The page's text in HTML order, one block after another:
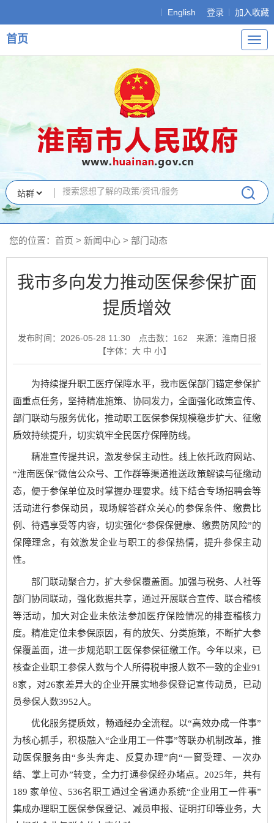
English 登录 加入收藏
导
航
首页
您的位置： 首页 > 新闻中心 > 部门动态
我市多向发力推动医保参保扩面
提质增效
发布时间：2026-05-28 11:30 点击数： 162
来源：淮南日报
【字体： 大 中 小】
为持续提升职工医疗保障水平，我市医保部门锚定参保扩
面重点任务，坚持精准施策、协同发力，全面强化政策宣传、
部门联动与服务优化，推动职工医保参保规模稳步扩大、征缴
质效持续提升，切实筑牢全民医疗保障防线。
精准宣传提共识，激发参保主动性。线上依托政府网站、
“淮南医保”微信公众号、工作群等渠道推送政策解读与征缴动
态，便于参保单位及时掌握办理要求。线下结合专场招聘会等
活动进行参保动员，现场解答群众关心的参保条件、缴费比
例、待遇享受等内容，切实强化“参保保健康、缴费防风险”的
保障理念，有效激发企业与职工的参保热情，提升参保主动
性。
部门联动聚合力，扩大参保覆盖面。加强与税务、人社等
部门协同联动，强化数据共享，通过开展联合宣传、联合稽核
等活动，加大对企业未依法参加医疗保险情况的排查稽核力
度。精准定位未参保原因，有的放矢、分类施策，不断扩大参
保覆盖面，进一步规范职工医保参保征缴工作。今年以来，已
核查企业职工参保人数与个人所得税申报人数不一致的企业91
8家，对26家差异大的企业开展实地参保登记宣传动员，已动
员参保人数3952人。
优化服务提质效，畅通经办全流程。以“高效办成一件事”
为核心抓手，积极融入“企业用工一件事”等联办机制改革，推
动医保服务由“多头奔走、反复办理”向“一窗受理、一次办
结、掌上可办”转变，全力打通参保经办堵点。2025年，共有
189 家单位、536名职工通过全省通办系统“企业用工一件事”
集成办理职工医保参保登记、减员申报、证明打印等业务，大